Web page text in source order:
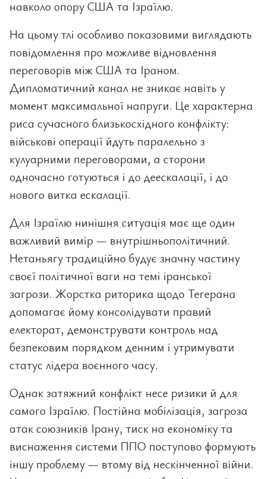
навколо опору США та Ізраїлю.
На цьому тлі особливо показовими виглядають
повідомлення про можливе відновлення
переговорів між США та Іраном.
Дипломатичний канал не зникає навіть у
момент максимальної напруги. Це характерна
риса сучасного близькосхідного конфлікту:
військові операції йдуть паралельно з
кулуарними переговорами, а сторони
одночасно готуються і до деескалації, і до
нового витка ескалації.
Для Ізраїлю нинішня ситуація має ще один
важливий вимір — внутрішньополітичний.
Нетаньягу традиційно будує значну частину
своєї політичної ваги на темі іранської
загрози. Жорстка риторика щодо Тегерана
допомагає йому консолідувати правий
електорат, демонструвати контроль над
безпековим порядком денним і утримувати
статус лідера воєнного часу.
Однак затяжний конфлікт несе ризики й для
самого Ізраїлю. Постійна мобілізація, загроза
атак союзників Ірану, тиск на економіку та
виснаження системи ППО поступово формують
іншу проблему — втому від нескінченної війни.